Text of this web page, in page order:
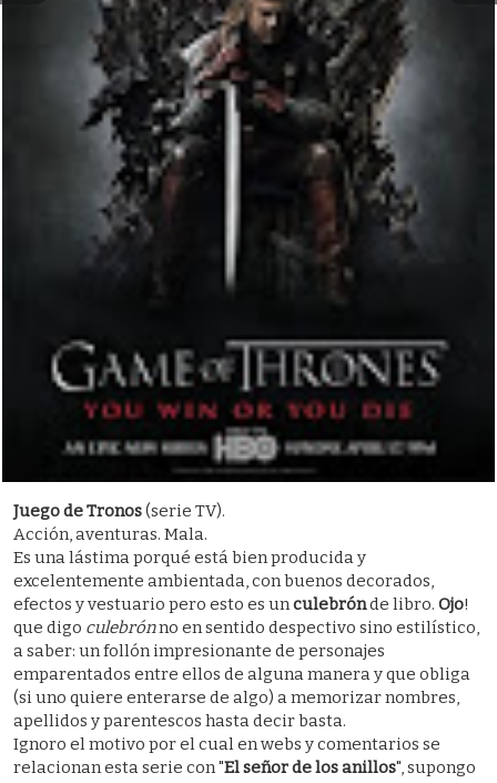
Juego de Tronos(serie TV).
Acción, aventuras. Mala.
Es una lástima porqué está bien producida y
excelentemente ambientada, con buenos decorados,
efectos y vestuario pero esto es unculebrónde libro. Ojo!
que digo culebrónno en sentido despectivo sino estilístico,
a saber: un follón impresionante de personajes
emparentados entre ellos de alguna manera y que obliga
(si uno quiere enterarse de algo) a memorizar nombres,
apellidos y parentescos hasta decir basta.
Ignoro el motivo por el cual en webs y comentarios se
relacionan esta serie con "El señor de los anillos", supongo